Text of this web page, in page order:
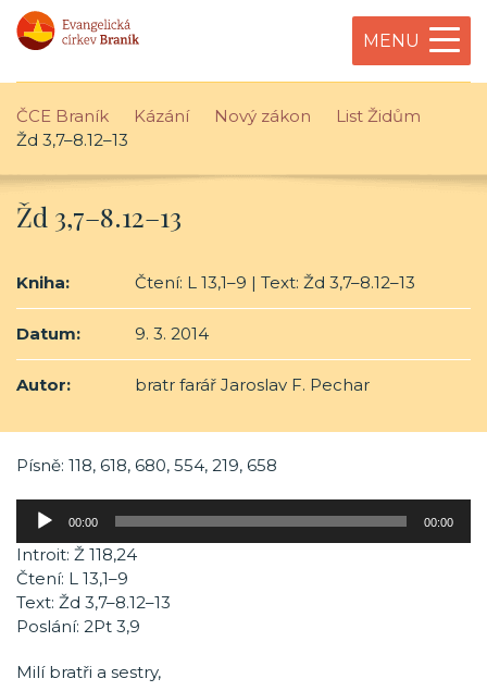
MENU
ČCE Braník Kázání Nový zákon
List Židům
Žd 3,7–8.12–13
Žd 3,7–8.12–13
Kniha: Čtení: L 13,1–9 | Text: Žd 3,7–8.12–13
Datum: 9. 3. 2014
Autor: bratr farář Jaroslav F. Pechar
Písně: 118, 618, 680, 554, 219, 658
Audio
00:00 00:00
Introit: Ž 118,24
Čtení: L 13,1–9
Text: Žd 3,7–8.12–13
Poslání: 2Pt 3,9
Milí bratři a sestry,